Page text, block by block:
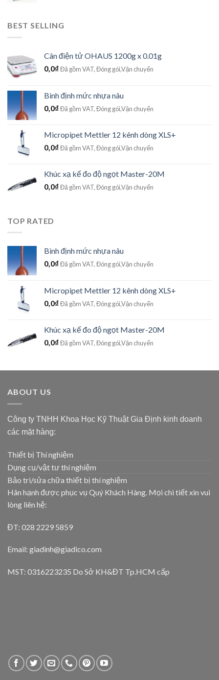
BEST SELLING
Cân điện tử OHAUS 1200g x 0.01g
0,0₫Đã gồm VAT, Đóng gói,Vận chuyển
Bình định mức nhựa nâu
0,0₫Đã gồm VAT, Đóng gói,Vận chuyển
Micropipet Mettler 12 kênh dòng XLS+
0,0₫Đã gồm VAT, Đóng gói,Vận chuyển
Khúc xạ kế đo độ ngọt Master-20M
0,0₫Đã gồm VAT, Đóng gói,Vận chuyển
TOP RATED
Bình định mức nhựa nâu
0,0₫Đã gồm VAT, Đóng gói,Vận chuyển
Micropipet Mettler 12 kênh dòng XLS+
0,0₫Đã gồm VAT, Đóng gói,Vận chuyển
Khúc xạ kế đo độ ngọt Master-20M
0,0₫Đã gồm VAT, Đóng gói,Vận chuyển
ABOUT US
Công ty TNHH Khoa Học Kỹ Thuật Gia Định kinh doanh
các mặt hàng:
Thiết bị Thí nghiệm
Dụng cụ/vật tư thí nghiệm
Bảo trì/sửa chữa thiết bị thí nghiệm
Hân hạnh được phục vụ Quý Khách Hàng. Mọi chi tiết xin vui
lòng liên hệ:
ĐT: 028 2229 5859
Email: giadinh@giadico.com
MST: 0316223235 Do Sở KH&ĐT Tp.HCM cấp